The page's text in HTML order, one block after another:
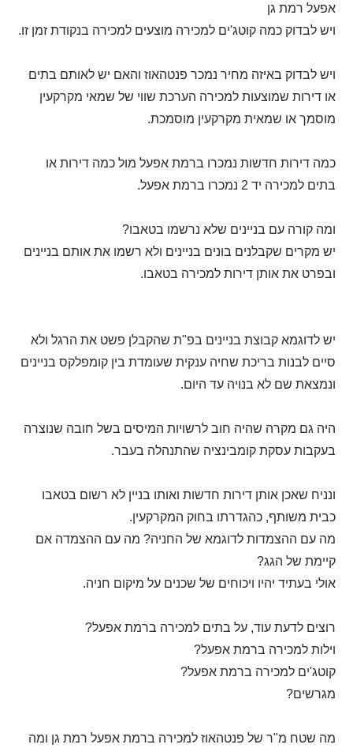
אפעל רמת גן
ויש לבדוק כמה קוטג'ים למכירה מוצעים למכירה בנקודת זמן זו.
ויש לבדוק באיזה מחיר נמכר פנטהאוז והאם יש לאותם בתים
או דירות שמוצעות למכירה הערכת שווי של שמאי מקרקעין
מוסמך או שמאית מקרקעין מוסמכת.
כמה דירות חדשות נמכרו ברמת אפעל מול כמה דירות או
בתים למכירה יד 2 נמכרו ברמת אפעל.
ומה קורה עם בניינים שלא נרשמו בטאבו?
יש מקרים שקבלנים בונים בניינים ולא רשמו את אותם בניינים
ובפרט את אותן דירות למכירה בטאבו.
יש לדוגמא קבוצת בניינים בפ"ת שהקבלן פשט את הרגל ולא
סיים לבנות בריכת שחיה ענקית שעומדת בין קומפלקס בניינים
ונמצאת שם לא בנויה עד היום.
היה גם מקרה שהיה חוב לרשויות המיסים בשל חובה שנוצרה
בעקבות עסקת קומבינציה שהתנהלה בעבר.
ונניח שאכן אותן דירות חדשות ואותו בניין לא רשום בטאבו
כבית משותף, כהגדרתו בחוק המקרקעין.
מה עם ההצמדות לדוגמא של החניה? מה עם ההצמדה אם
קיימת של הגג?
אולי בעתיד יהיו ויכוחים של שכנים על מיקום חניה.
רוצים לדעת עוד, על בתים למכירה ברמת אפעל?
וילות למכירה ברמת אפעל?
קוטג'ים למכירה ברמת אפעל?
מגרשים?
מה שטח מ"ר של פנטהאוז למכירה ברמת אפעל רמת גן ומה